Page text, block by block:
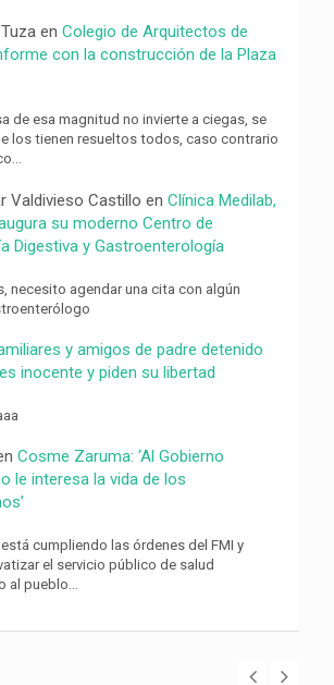
enColegio de Arquitectos de
con la construcción de la Plaza
de esa magnitud no invierte a ciegas, se
los tienen resueltos todos, caso contrario
Valdivieso Castillo enClínica Medilab,
su moderno Centro de
Digestiva y Gastroenterología
necesito agendar una cita con algún
y amigos de padre detenido
inocente y piden su libertad
Cosme Zaruma: ‘Al Gobierno
le interesa la vida de los
cumpliendo las órdenes del FMI y
el servicio público de salud
al pueblo…